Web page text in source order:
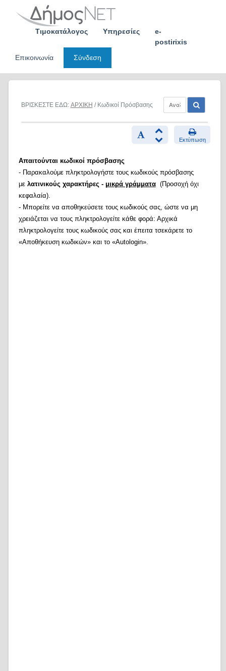
Τιμοκατάλογος Υπηρεσίες
e-
postirixis
Επικοινωνία
Σύνδεση
ΒΡΙΣΚΕΣΤΕ ΕΔΩ: ΑΡΧΙΚΗ / Κωδικοί Πρόσβασης
Εκτύπωση
Απαιτούνται κωδικοί πρόσβασης
- Παρακαλούμε πληκτρολογήστε τους κωδικούς πρόσβασης
με λατινικούς χαρακτήρες - μικρά γράμματα(Προσοχή όχι
κεφαλαία).
- Μπορείτε να αποθηκεύσετε τους κωδικούς σας, ώστε να μη
χρειάζεται να τους πληκτρολογείτε κάθε φορά: Αρχικά
πληκτρολογείτε τους κωδικούς σας και έπειτα τσεκάρετε το
«Αποθήκευση κωδικών» και το «Autologin».